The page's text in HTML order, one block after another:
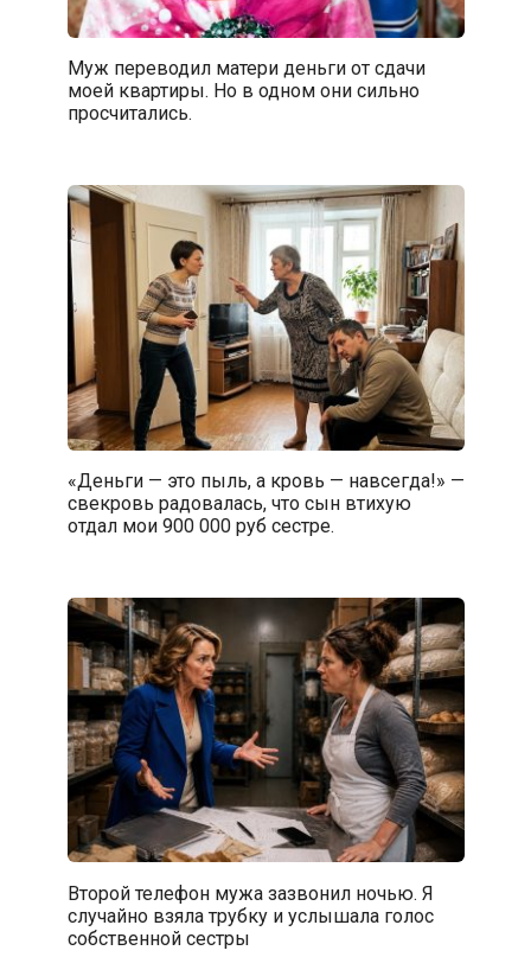
Муж переводил матери деньги от сдачи
моей квартиры. Но в одном они сильно
просчитались.
«Деньги — это пыль, а кровь — навсегда!» —
свекровь радовалась, что сын втихую
отдал мои 900 000 руб сестре.
Второй телефон мужа зазвонил ночью. Я
случайно взяла трубку и услышала голос
собственной сестры